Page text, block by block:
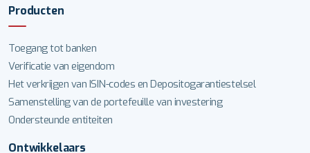
Producten
Toegang tot banken
Verificatie van eigendom
Het verkrijgen van ISIN-codes en Depositogarantiestelsel
Samenstelling van de portefeuille van investering
Ondersteunde entiteiten
Ontwikkelaars